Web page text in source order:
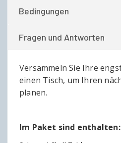
Bedingungen
Fragen und Antworten
Versammeln Sie Ihre
einen Tisch, um Ihren
planen.
Im Paket sind enthalten: